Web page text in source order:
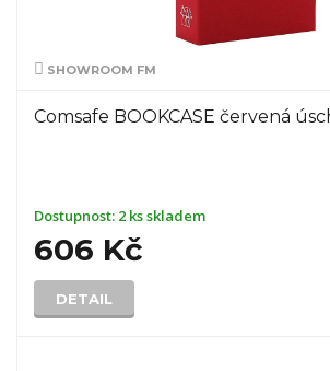
SHOWROOM FM
Comsafe BOOKCASE červená
Dostupnost: 2 ks skladem
606 Kč
DETAIL